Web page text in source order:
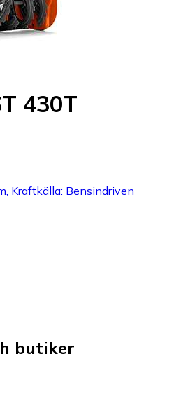
430T
Kraftkälla: Bensindriven
butiker